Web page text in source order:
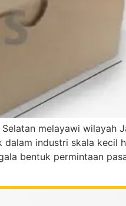
melayawi wilayah
industri skala kecil
bentuk permintaan